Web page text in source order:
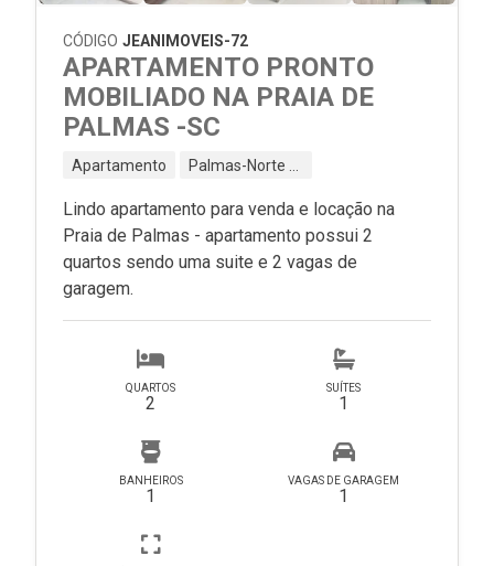
CÓDIGO JEANIMOVEIS-72
APARTAMENTO PRONTO
MOBILIADO NA PRAIA DE
PALMAS -SC
Apartamento
Lindo apartamento para venda e locação na
Praia de Palmas - apartamento possui 2
quartos sendo uma suite e 2 vagas de
garagem.
QUARTOS
2
SUÍTES
1
BANHEIROS
1
VAGAS DE GARAGEM
1